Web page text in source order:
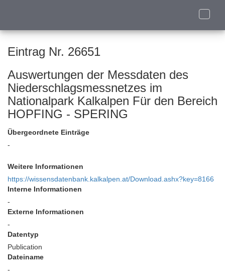
Toggle
Eintrag Nr. 26651
Auswertungen der Messdaten des
Niederschlagsmessnetzes im
Nationalpark Kalkalpen Für den Bereich
HOPFING - SPERING
Übergeordnete Einträge
-
Weitere Informationen
https://wissensdatenbank.kalkalpen.at/Download.ashx?key=8166
Interne Informationen
-
Externe Informationen
-
Datentyp
Publication
Dateiname
-